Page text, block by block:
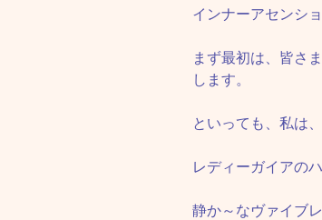
インナーアセンシ
まず最初は、皆さ
します。
といっても、私は
レディーガイアの
静か～なヴァイブ